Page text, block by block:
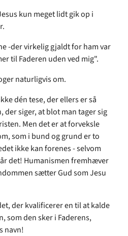
kun meget lidt gik op i
-der virkelig gjaldt for ham var
til Faderen uden ved mig".
naturligvis om.
dén tese, der ellers er så
der siger, at blot man tager sig
Men det er at forveksle
som i bund og grund er to
ikke kan forenes - selvom
det! Humanismen fremhæver
sætter Gud som Jesu
der kvalificerer en til at kalde
som den sker i Faderens,
navn!